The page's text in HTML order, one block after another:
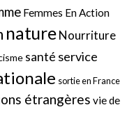
Femmes En Action
natureNourriture
santé service
sortie en France
étrangères vie de